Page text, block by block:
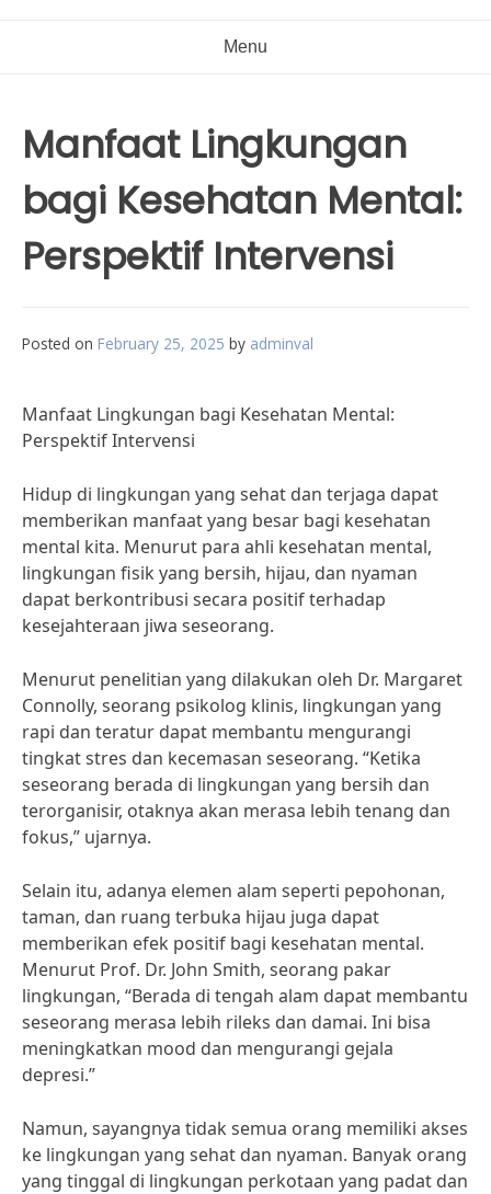
Menu
Manfaat Lingkungan
bagi Kesehatan Mental:
Perspektif Intervensi
Posted on February 25, 2025 by adminval
Manfaat Lingkungan bagi Kesehatan Mental:
Perspektif Intervensi
Hidup di lingkungan yang sehat dan terjaga dapat
memberikan manfaat yang besar bagi kesehatan
mental kita. Menurut para ahli kesehatan mental,
lingkungan fisik yang bersih, hijau, dan nyaman
dapat berkontribusi secara positif terhadap
kesejahteraan jiwa seseorang.
Menurut penelitian yang dilakukan oleh Dr. Margaret
Connolly, seorang psikolog klinis, lingkungan yang
rapi dan teratur dapat membantu mengurangi
tingkat stres dan kecemasan seseorang. “Ketika
seseorang berada di lingkungan yang bersih dan
terorganisir, otaknya akan merasa lebih tenang dan
fokus,” ujarnya.
Selain itu, adanya elemen alam seperti pepohonan,
taman, dan ruang terbuka hijau juga dapat
memberikan efek positif bagi kesehatan mental.
Menurut Prof. Dr. John Smith, seorang pakar
lingkungan, “Berada di tengah alam dapat membantu
seseorang merasa lebih rileks dan damai. Ini bisa
meningkatkan mood dan mengurangi gejala
depresi.”
Namun, sayangnya tidak semua orang memiliki akses
ke lingkungan yang sehat dan nyaman. Banyak orang
yang tinggal di lingkungan perkotaan yang padat dan